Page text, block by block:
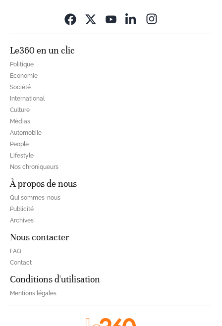
Le360 en un clic
Politique
Economie
Société
International
Culture
Médias
Automobile
People
Lifestyle
Nos chroniqueurs
À propos de nous
Qui sommes-nous
Publicité
Archives
Nous contacter
FAQ
Contact
Conditions d'utilisation
Mentions légales